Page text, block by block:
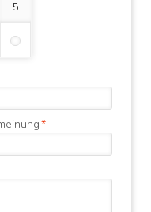
5 Sterne
*